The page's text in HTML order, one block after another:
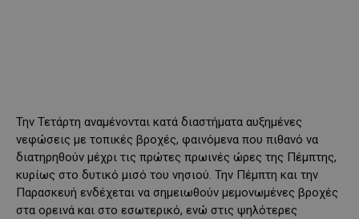
Την Τετάρτη αναμένονται κατά διαστήματα αυξημένες
νεφώσεις με τοπικές βροχές, φαινόμενα που πιθανό να
διατηρηθούν μέχρι τις πρώτες πρωινές ώρες της Πέμπτης,
κυρίως στο δυτικό μισό του νησιού. Την Πέμπτη και την
Παρασκευή ενδέχεται να σημειωθούν μεμονωμένες βροχές
στα ορεινά και στο εσωτερικό, ενώ στις ψηλότερες